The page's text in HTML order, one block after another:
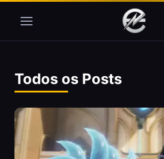
Todos os Posts